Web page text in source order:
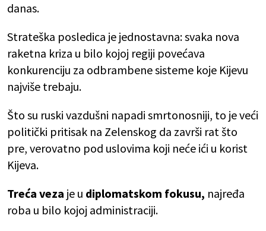
danas.
Strateška posledica je jednostavna: svaka nova
raketna kriza u bilo kojoj regiji povećava
konkurenciju za odbrambene sisteme koje Kijevu
najviše trebaju.
Što su ruski vazdušni napadi smrtonosniji, to je veći
politički pritisak na Zelenskog da završi rat što
pre, verovatno pod uslovima koji neće ići u korist
Kijeva.
Treća veza je u diplomatskom fokusu, najređa
roba u bilo kojoj administraciji.